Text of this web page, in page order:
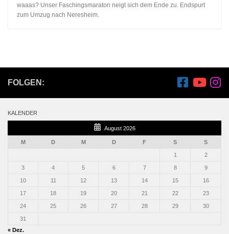
waaas? Unser Faschingsmaraton neigt sich dem Ende zu. Endspurt
zum Umzug nach Neresheim.
FOLGEN:
KALENDER
August 2026
M D M D F S S
1 2
3 4 5 6 7 8 9
10 11 12 13 14 15 16
17 18 19 20 21 22 23
24 25 26 27 28 29 30
31
« Dez.